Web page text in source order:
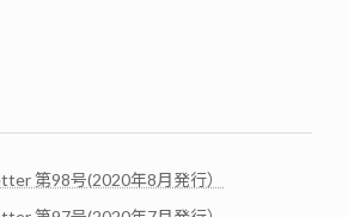
第98号(2020年8月発行）